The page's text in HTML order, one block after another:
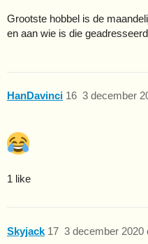
Grootste hobbel is de
en aan wie is die
HanDavinci 3 december
16
1 like
Skyjack 3 december 2020
17